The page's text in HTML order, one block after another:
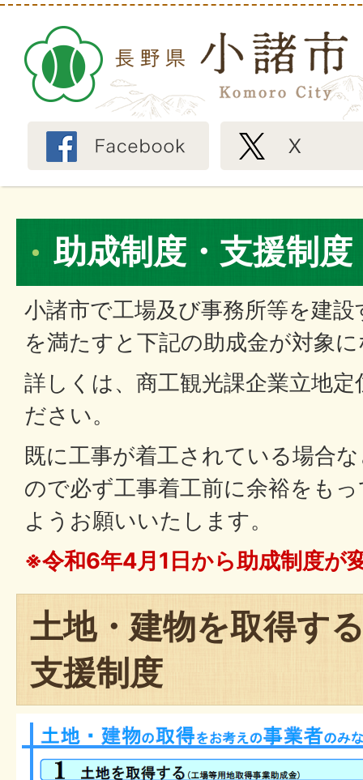
助成制度・支援制度
小諸市で工場及び事務所等を建
を満たすと下記の助成金が対象
詳しくは、商工観光課企業立地
ださい。
既に工事が着工されている場合
ので必ず工事着工前に余裕をも
ようお願いいたします。
※令和6年4月1日から助成制度が
土地・建物を取得す
支援制度